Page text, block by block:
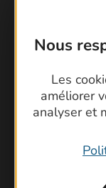
Nous
Les
améliorer
analyser et